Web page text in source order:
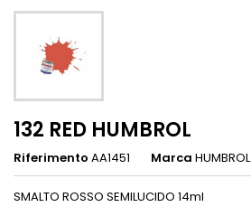
132 RED HUMBROL
Riferimento AA1451 Marca HUMBROL
SMALTO ROSSO SEMILUCIDO 14ml